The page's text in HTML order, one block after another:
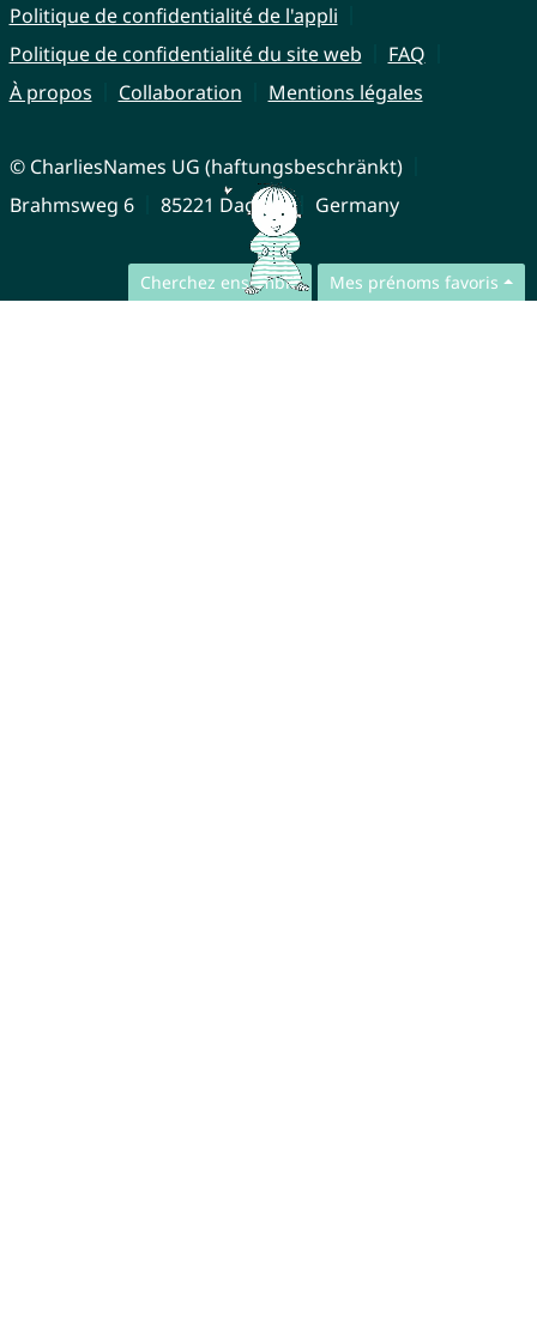
Cherchez ensemble Mes prénoms favoris
Politique de confidentialité de l'appli
Politique de confidentialité du site web
FAQ
À propos
Collaboration Mentions légales
© CharliesNames UG (haftungsbeschränkt)
Brahmsweg 6
85221 Dachau Germany